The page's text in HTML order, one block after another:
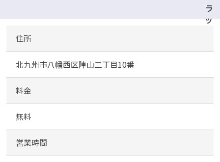
ラ
ッ
ト
モ
陣
住所
北九州市八幡西区陣山二丁目10番
料金
無料
営業時間